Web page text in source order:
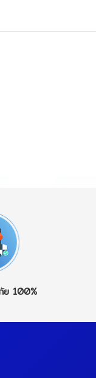
ย 100%